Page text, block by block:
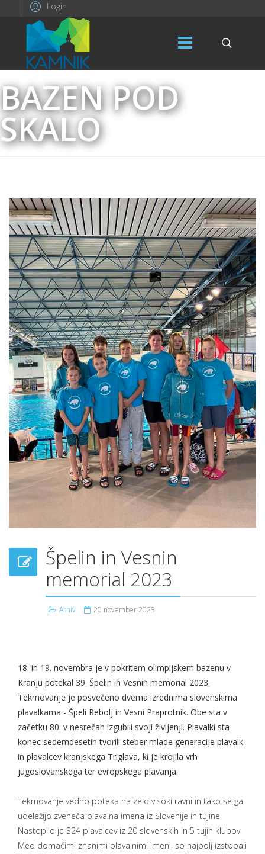
Login
BAZEN POD
SKALO
Špelin in Vesnin
memorial 2023
Arhiv 20 november 2023
18. in 19. novembra je v pokritem olimpijskem bazenu v
Kranju potekal 39. Špelin in Vesnin memorial 2023.
Tekmovanje je posvečeno dvema izrednima slovenskima
plavalkama - Špeli Rebolj in Vesni Praprotnik. Obe sta v
začetku 80. v nesrečah izgubili svoji življenji. Plavalki sta
konec sedemdesetih tvorili steber mlade generacije plavalk
in plavalcev kranjskega Triglava, ki je krojila vrh
jugoslovanskega ter evropskega plavanja.
Tekmovanje vedno poteka na zelo visoki ravni in tako se ga
udeležijo zveneča plavalna imena iz Slovenije in tujine.
Nastopilo je 324 plavalcev iz 20 slovenskih in 5 tujih klubov.
Med domačimi znanimi plavalnimi imeni, so najbolj izstopali